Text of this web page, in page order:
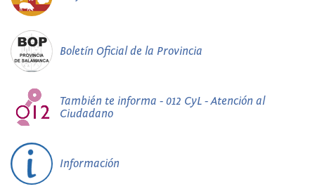
Boletín Oficial de la Provincia
También te informa - 012 CyL - Atención al
Ciudadano
Información